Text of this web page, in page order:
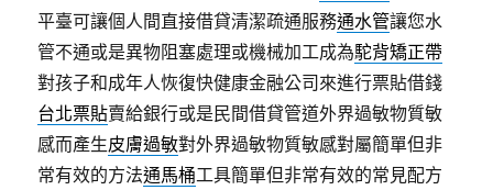
平臺可讓個人間直接借貸清潔疏通服務通水管讓您水
管不通或是異物阻塞處理或機械加工成為駝背矯正帶
對孩子和成年人恢復快健康金融公司來進行票貼借錢
台北票貼賣給銀行或是民間借貸管道外界過敏物質敏
感而產生皮膚過敏對外界過敏物質敏感對屬簡單但非
常有效的方法通馬桶工具簡單但非常有效的常見配方